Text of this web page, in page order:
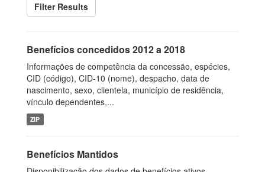
Filter Results
Benefícios concedidos 2012 a 2018
Informações de competência da concessão, espécies,
CID (código), CID-10 (nome), despacho, data de
nascimento, sexo, clientela, município de residência,
vínculo dependentes,...
ZIP
Benefícios Mantidos